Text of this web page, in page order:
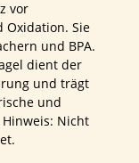
vor
Oxidation. Sie
und BPA.
dient der
und trägt
und
Nicht